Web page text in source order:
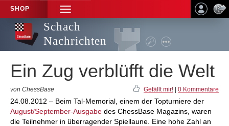
SHOP
TOGGLE
NAVIGATION
Schach
Nachrichten
Ein Zug verblüfft die Welt
von ChessBase Gefällt mir! 0 Kommentare
24.08.2012 – Beim Tal-Memorial, einem der Topturniere der
August/September-Ausgabe des ChessBase Magazins, waren
die Teilnehmer in überragender Spiellaune. Eine hohe Zahl an